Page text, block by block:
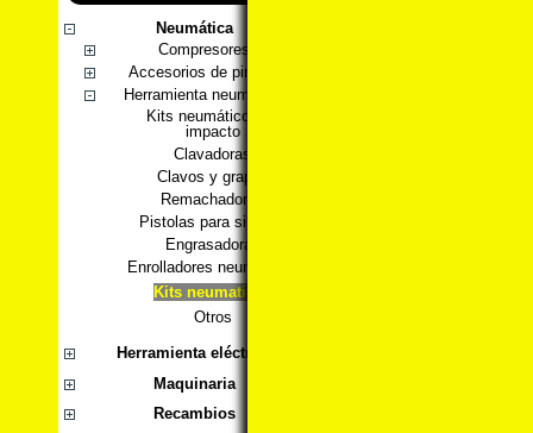
Neumática
Compresores
Accesorios de pintura
Herramienta neumática
Kits neumáticos de
impacto
Clavadoras
Clavos y grapas
Remachadoras
Pistolas para silicona
Engrasadoras
Enrolladores neumáticos
Kits neumaticos
Otros
Herramienta eléctrica
Maquinaria
Recambios